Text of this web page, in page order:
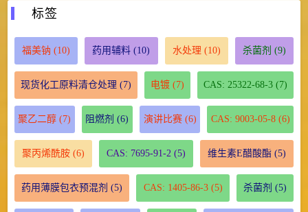
标签
福美钠 (10) 药用辅料 (10) 水处理 (10) 杀菌剂 (9)
现货化工原料清仓处理 (7) 电镀 (7) CAS: 25322-68-3 (7)
聚乙二醇 (7) 阻燃剂 (6) 演讲比赛(6) CAS: 9003-05-8(6)
聚丙烯酰胺(6) CAS: 7695-91-2 (5) 维生素E醋酸酯 (5)
药用薄膜包衣预混剂 (5) CAS: 1405-86-3(5) 杀菌剂 (5)